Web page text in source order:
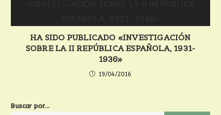
HA SIDO PUBLICADO «INVESTIGACIÓN
SOBRE LA II REPÚBLICA ESPAÑOLA, 1931-
1936»
19/04/2016
Buscar por...